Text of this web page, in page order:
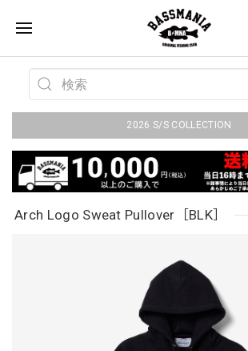
2026 S/S COLLECTION
Arch Logo Sweat Pullover［BLK］